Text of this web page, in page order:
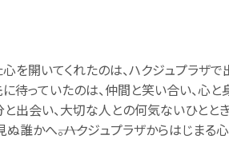
を開いてくれたのは、ハクジュプラザ
待っていたのは、仲間と笑い合い、心
と出会い、大切な人との何気ないひと
誰かへ――。ハクジュプラザからはじまる